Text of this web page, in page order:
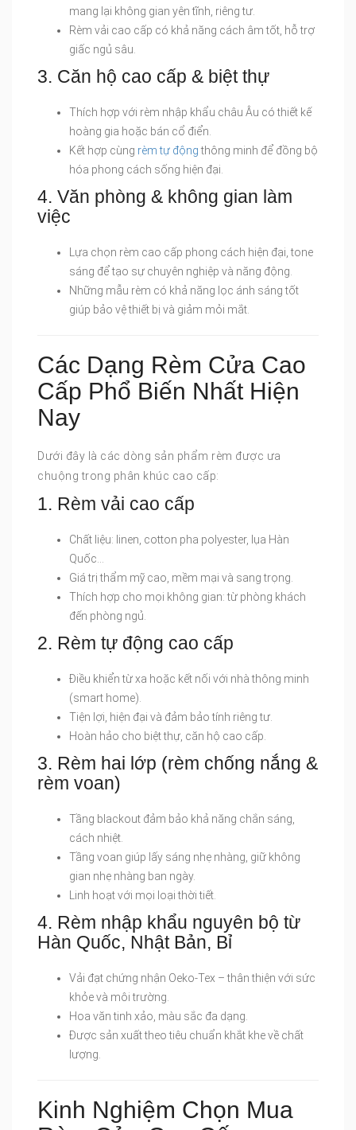
mang lại không gian yên tĩnh, riêng tư.
Rèm vải cao cấp có khả năng cách âm tốt, hỗ trợ
giấc ngủ sâu.
3. Căn hộ cao cấp & biệt thự
Thích hợp với rèm nhập khẩu châu Âu có thiết kế
hoàng gia hoặc bán cổ điển.
Kết hợp cùng rèm tự độngthông minh để đồng bộ
hóa phong cách sống hiện đại.
4. Văn phòng & không gian làm
việc
Lựa chọn rèm cao cấp phong cách hiện đại, tone
sáng để tạo sự chuyên nghiệp và năng động.
Những mẫu rèm có khả năng lọc ánh sáng tốt
giúp bảo vệ thiết bị và giảm mỏi mắt.
Các Dạng Rèm Cửa Cao
Cấp Phổ Biến Nhất Hiện
Nay
Dưới đây là các dòng sản phẩm rèm được ưa
chuộng trong phân khúc cao cấp:
1. Rèm vải cao cấp
Chất liệu: linen, cotton pha polyester, lụa Hàn
Quốc…
Giá trị thẩm mỹ cao, mềm mại và sang trọng.
Thích hợp cho mọi không gian: từ phòng khách
đến phòng ngủ.
2. Rèm tự động cao cấp
Điều khiển từ xa hoặc kết nối với nhà thông minh
(smart home).
Tiện lợi, hiện đại và đảm bảo tính riêng tư.
Hoàn hảo cho biệt thự, căn hộ cao cấp.
3. Rèm hai lớp (rèm chống nắng &
rèm voan)
Tầng blackout đảm bảo khả năng chắn sáng,
cách nhiệt.
Tầng voan giúp lấy sáng nhẹ nhàng, giữ không
gian nhẹ nhàng ban ngày.
Linh hoạt với mọi loại thời tiết.
4. Rèm nhập khẩu nguyên bộ từ
Hàn Quốc, Nhật Bản, Bỉ
Vải đạt chứng nhận Oeko-Tex – thân thiện với sức
khỏe và môi trường.
Hoa văn tinh xảo, màu sắc đa dạng.
Được sản xuất theo tiêu chuẩn khắt khe về chất
lượng.
Kinh Nghiệm Chọn Mua